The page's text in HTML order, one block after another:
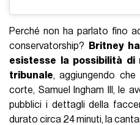
Perché non ha parlato fino
conservatorship?
Britney
esistesse la possibilità di
tribunale, aggiungendo
corte, Samuel Ingham III, le
pubblici i dettagli della
durato circa 24 minuti, la